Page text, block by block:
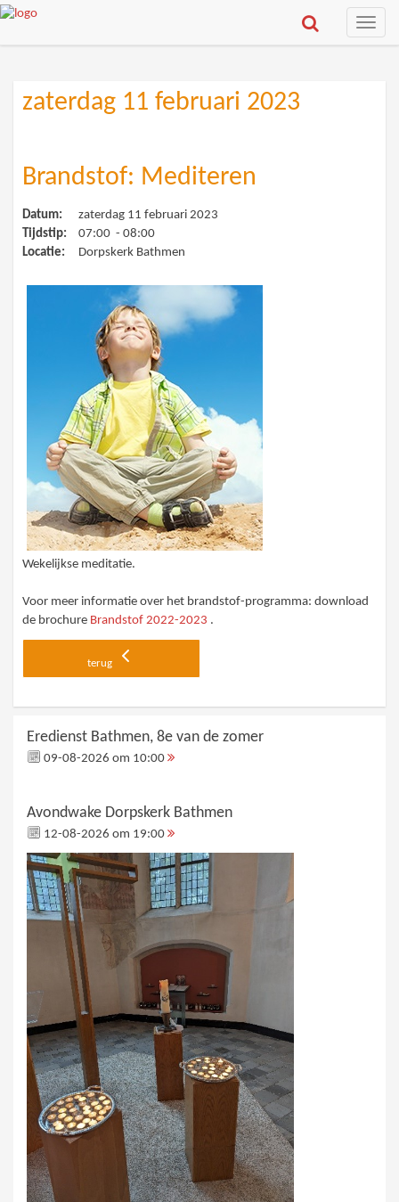
Toggle
zaterdag 11 februari 2023
Brandstof: Mediteren
Datum:
zaterdag 11 februari 2023
Tijdstip:
07:00 - 08:00
Locatie:
Dorpskerk Bathmen
Wekelijkse meditatie.
Voor meer informatie over het brandstof-programma: download
de brochure Brandstof 2022-2023 .
terug
Eredienst Bathmen, 8e van de zomer
09-08-2026 om 10:00
Avondwake Dorpskerk Bathmen
12-08-2026 om 19:00